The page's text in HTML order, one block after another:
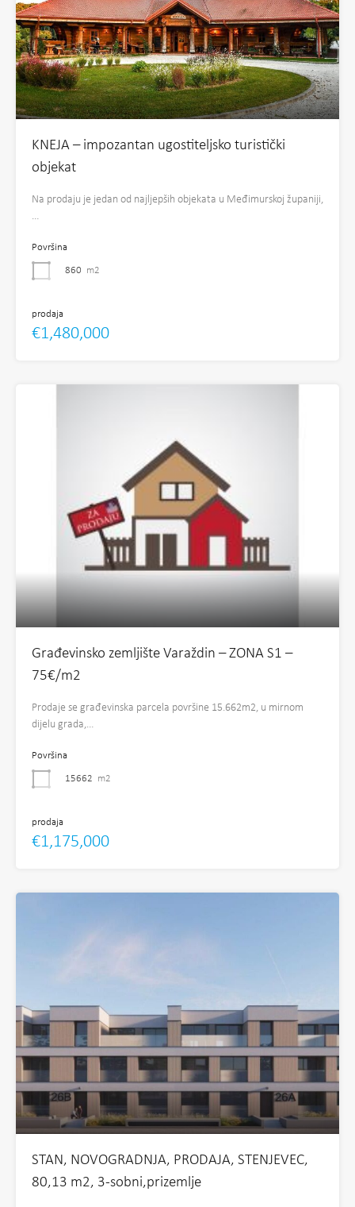
KNEJA – impozantan ugostiteljsko turistički
objekat
Na prodaju je jedan od najljepših objekata u Međimurskoj županiji,
…
Površina
860 m2
prodaja
€1,480,000
Građevinsko zemljište Varaždin – ZONA S1 –
75€/m2
Prodaje se građevinska parcela površine 15.662m2, u mirnom
dijelu grada,…
Površina
15662 m2
prodaja
€1,175,000
STAN, NOVOGRADNJA, PRODAJA, STENJEVEC,
80,13 m2, 3-sobni,prizemlje